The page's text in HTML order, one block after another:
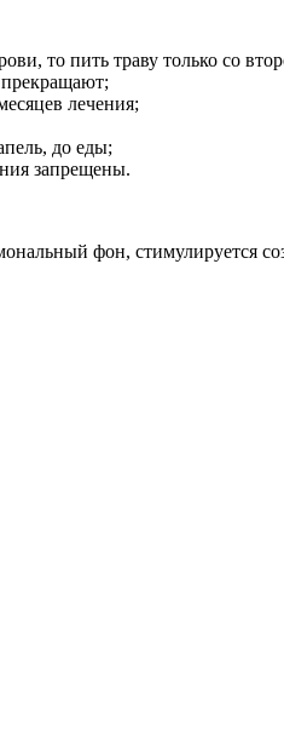
то пить траву только со
прекращают;
лечения;
до еды;
запрещены.
фон, стимулируется